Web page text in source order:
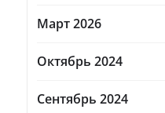
Март 2026
Октябрь 2024
Сентябрь 2024